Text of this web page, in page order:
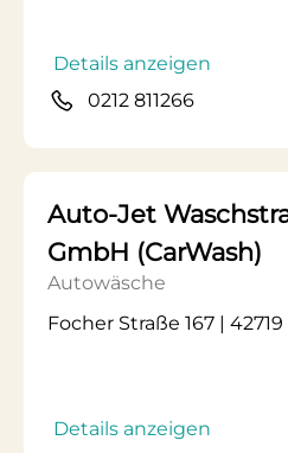
Details anzeigen
0212 811266
Auto-Jet
GmbH (CarWash)
Autowäsche
Focher Straße 167 |
Details anzeigen